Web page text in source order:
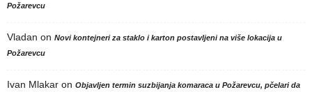
Požarevcu
Vladan on Novi kontejneri za staklo i karton postavljeni na više lokacija u
Požarevcu
Ivan Mlakar on Objavljen termin suzbijanja komaraca u Požarevcu, pčelari da